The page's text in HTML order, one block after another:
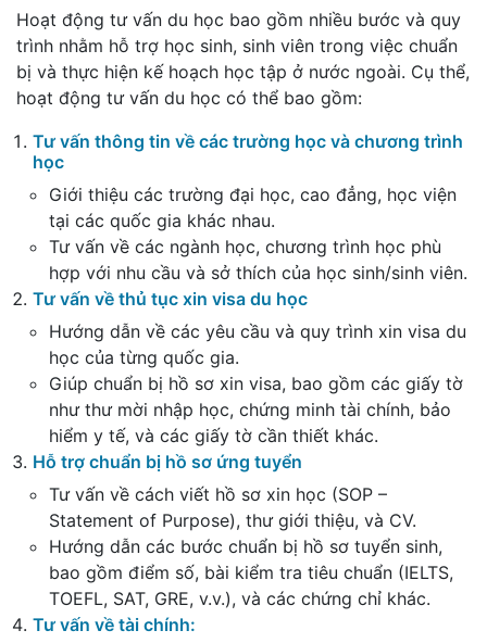
Hoạt động tư vấn du học bao gồm nhiều bước và quy
trình nhằm hỗ trợ học sinh, sinh viên trong việc chuẩn
bị và thực hiện kế hoạch học tập ở nước ngoài. Cụ thể,
hoạt động tư vấn du học có thể bao gồm:
Tư vấn thông tin về các trường học và chương trình
học
Giới thiệu các trường đại học, cao đẳng, học viện
tại các quốc gia khác nhau.
Tư vấn về các ngành học, chương trình học phù
hợp với nhu cầu và sở thích của học sinh/sinh viên.
Tư vấn về thủ tục xin visa du học
Hướng dẫn về các yêu cầu và quy trình xin visa du
học của từng quốc gia.
Giúp chuẩn bị hồ sơ xin visa, bao gồm các giấy tờ
như thư mời nhập học, chứng minh tài chính, bảo
hiểm y tế, và các giấy tờ cần thiết khác.
Hỗ trợ chuẩn bị hồ sơ ứng tuyển
Tư vấn về cách viết hồ sơ xin học (SOP –
Statement of Purpose), thư giới thiệu, và CV.
Hướng dẫn các bước chuẩn bị hồ sơ tuyển sinh,
bao gồm điểm số, bài kiểm tra tiêu chuẩn (IELTS,
TOEFL, SAT, GRE, v.v.), và các chứng chỉ khác.
Tư vấn về tài chính: